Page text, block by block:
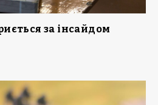
за інсайдом